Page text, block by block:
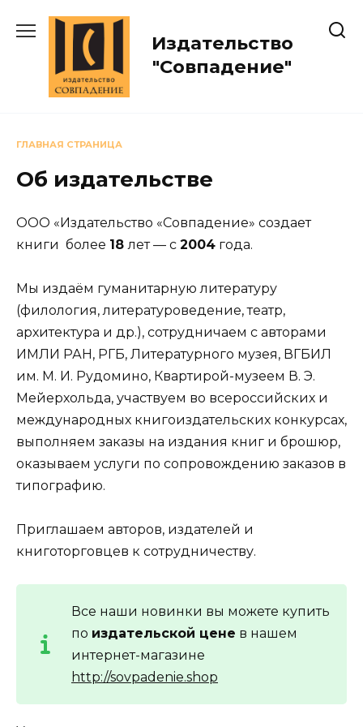
содержанию
Издательство
"Совпадение"
ГЛАВНАЯ СТРАНИЦА
Об издательстве
ООО «Издательство «Совпадение» создает
книги более 18 лет — с 2004 года.
Мы издаём гуманитарную литературу
(филология, литературоведение, театр,
архитектура и др.), сотрудничаем с авторами
ИМЛИ РАН, РГБ, Литературного музея, ВГБИЛ
им. М. И. Рудомино, Квартирой-музеем В. Э.
Мейерхольда, участвуем во всероссийских и
международных книгоиздательских конкурсах,
выполняем заказы на издания книг и брошюр,
оказываем услуги по сопровождению заказов в
типографию.
Приглашаем авторов, издателей и
книготорговцев к сотрудничеству.
Все наши новинки вы можете купить
по издательской цене в нашем
интернет-магазине
http://sovpadenie.shop